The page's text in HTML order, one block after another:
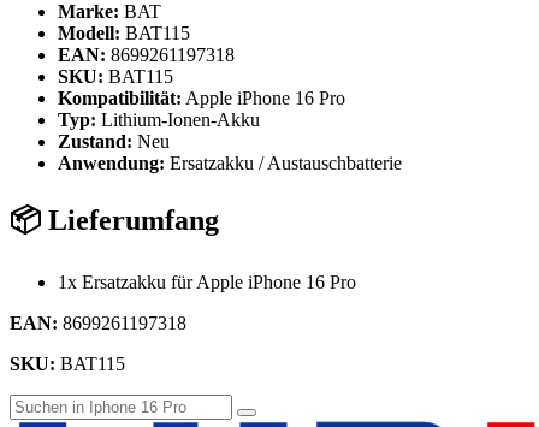
Marke: BAT
Modell: BAT115
EAN: 8699261197318
SKU: BAT115
Kompatibilität: Apple iPhone 16 Pro
Typ: Lithium-Ionen-Akku
Zustand: Neu
Anwendung: Ersatzakku / Austauschbatterie
📦 Lieferumfang
1x Ersatzakku für Apple iPhone 16 Pro
EAN: 8699261197318
SKU: BAT115